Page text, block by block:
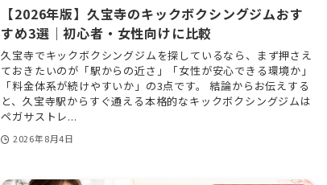
【2026年版】久宝寺のキックボクシングジムおす
すめ3選｜初心者・女性向けに比較
久宝寺でキックボクシングジムを探しているなら、まず押さえ
ておきたいのが「駅からの近さ」「女性が安心できる環境か」
「料金体系が続けやすいか」の3点です。 結論からお伝えする
と、久宝寺駅からすぐ通える本格的なキックボクシングジムは
ペガサストレ...
2026年8月4日